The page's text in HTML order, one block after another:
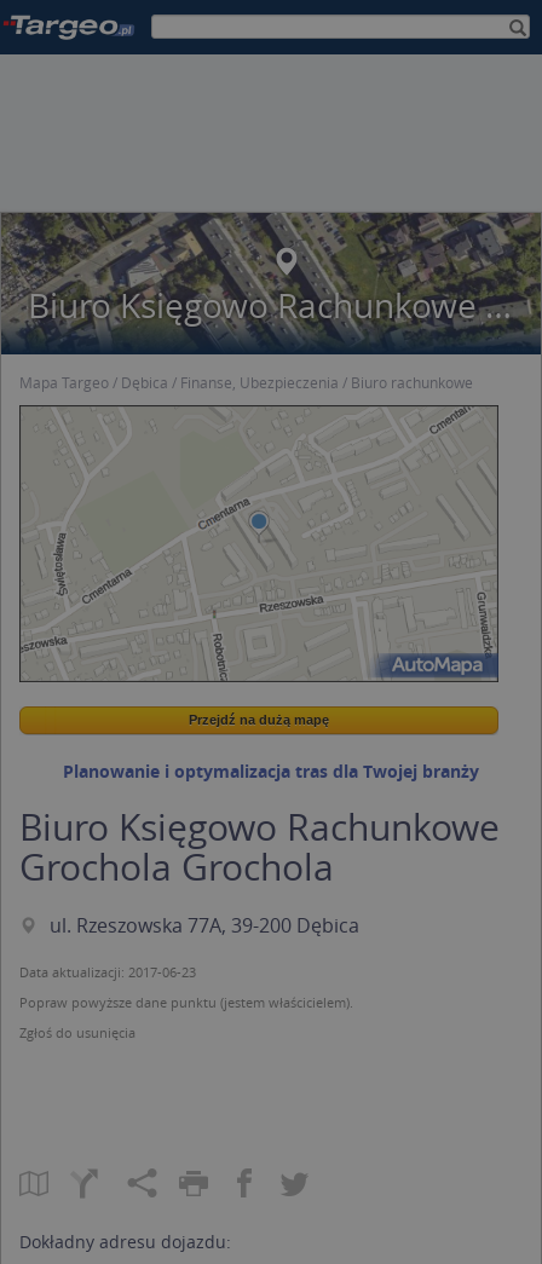
Biuro Księgowo Rachunkowe Grochola Grochola
Mapa Targeo Dębica Finanse, Ubezpieczenia Biuro rachunkowe
Wstaw tę mapkę na swoją stronę
Przejdź na dużą mapę
Przejdź na dużą mapę
Planowanie i optymalizacja tras dla Twojej branży
Biuro Księgowo Rachunkowe
Grochola Grochola
ul. Rzeszowska 77A, 39-200 Dębica
Data aktualizacji: 2017-06-23
Popraw powyższe dane punktu (jestem właścicielem).
Zgłoś do usunięcia
Dokładny adresu dojazdu: